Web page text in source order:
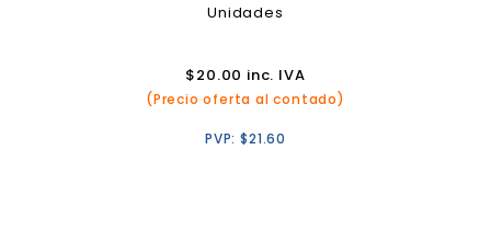
Unidades
$20.00 inc. IVA
(Precio oferta al contado)
PVP:$21.60